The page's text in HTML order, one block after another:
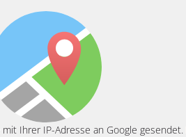
Ihrer IP-Adresse an Google gesendet.